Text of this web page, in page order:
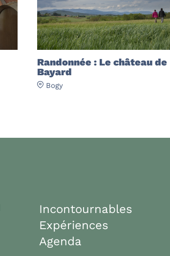
Randonnée : Le château de
Bayard
Bogy
Incontournables
Expériences
Agenda